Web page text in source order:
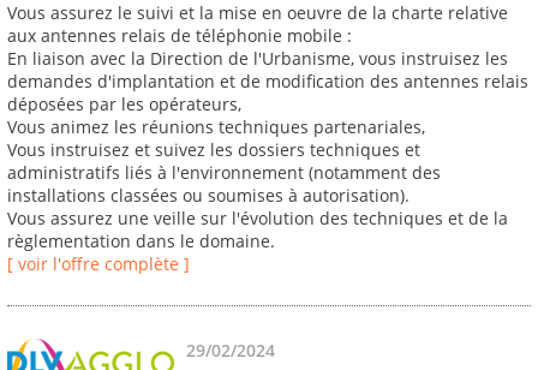
Vous assurez le suivi et la mise en oeuvre de la charte relative
aux antennes relais de téléphonie mobile :
En liaison avec la Direction de l'Urbanisme, vous instruisez les
demandes d'implantation et de modification des antennes relais
déposées par les opérateurs,
Vous animez les réunions techniques partenariales,
Vous instruisez et suivez les dossiers techniques et
administratifs liés à l'environnement (notamment des
installations classées ou soumises à autorisation).
Vous assurez une veille sur l'évolution des techniques et de la
règlementation dans le domaine.
[ voir l'offre complète ]
29/02/2024